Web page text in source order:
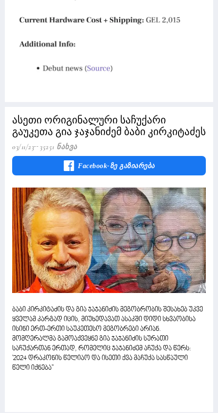
ასეთი ორიგინალური საჩუქარი
გაუკეთა გია ჯაჯანიძემ ბაბი კირკიტაძეს
03/11/23 35251 Ნახვა
Facebook-Ზე Გაზიარება
ბაბი კირკიტაძის და გია ჯაჯანიძის მეგობრობის შესახებ უკვე
ყველამ კარგად იცის, მიუხედავათ ასაკში დიდი სხვაობისა
ისინი ერთ-ერთი საუკეთესო მეგობრები არიან.
მომღერალმა გამოაქვეყნე გია ჯაჯანიძის სურათი
საჩუქართან ერთად, რომელიც ჯაჯანიძემ აჩუქა და წერს:
'2024 დრაკონის წელიაო და ისეთი ქვა მაჩუქა სასწაული
წელი იქნება''